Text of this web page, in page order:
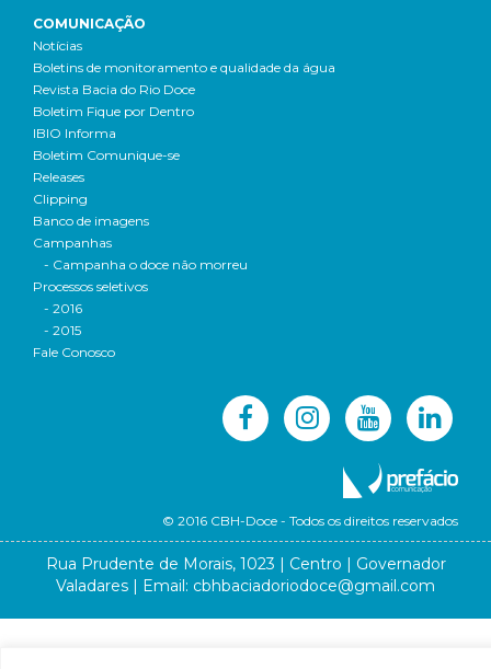
COMUNICAÇÃO
Notícias
Boletins de monitoramento e qualidade da água
Revista Bacia do Rio Doce
Boletim Fique por Dentro
IBIO Informa
Boletim Comunique-se
Releases
Clipping
Banco de imagens
Campanhas
- Campanha o doce não morreu
Processos seletivos
- 2016
- 2015
Fale Conosco
© 2016 CBH-Doce - Todos os direitos reservados
Rua Prudente de Morais, 1023 | Centro | Governador
Valadares | Email: cbhbaciadoriodoce@gmail.com